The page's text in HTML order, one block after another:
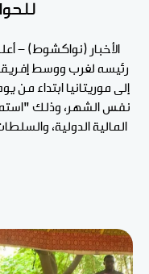
الأخبار (نواكشوط) -
رئيسه لغرب ووسط
نفس الشهر، وذلك
المالية الدولية،